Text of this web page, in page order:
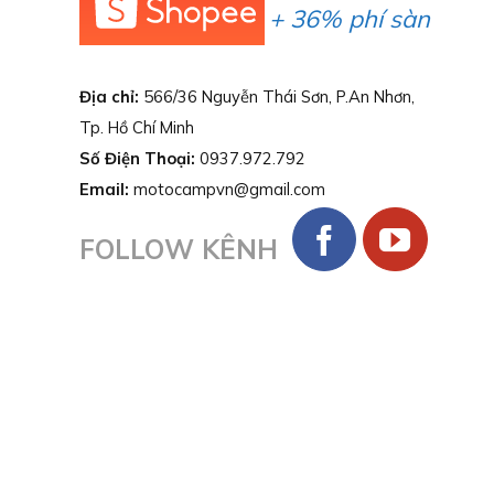
+ 36% phí sàn
Địa chỉ: 566/36 Nguyễn Thái Sơn, P.An Nhơn,
Tp. Hồ Chí Minh
Số Điện Thoại: 0937.972.792
Email: motocampvn@gmail.com
FOLLOW KÊNH